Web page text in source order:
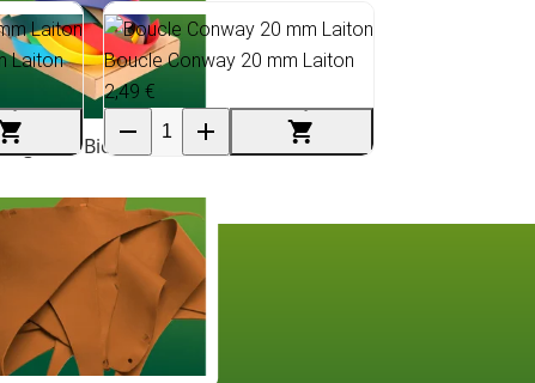
Sangles & BioThane
Laiton
Boucle Conway 20 mm Laiton
2,49 €